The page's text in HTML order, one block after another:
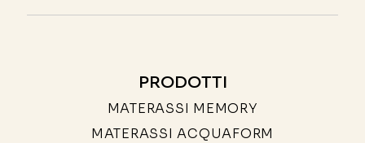
PRODOTTI
MATERASSI MEMORY
MATERASSI ACQUAFORM